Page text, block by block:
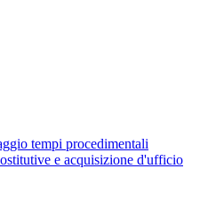
tempi procedimentali
e acquisizione d'ufficio